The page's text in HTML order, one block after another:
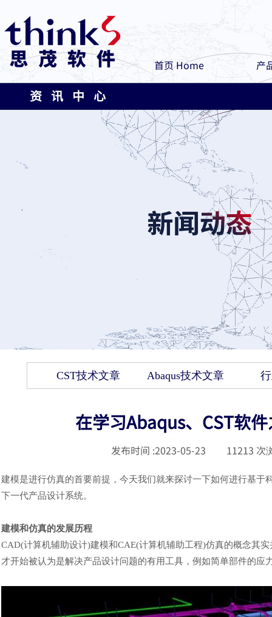
首页 Home 产
资 讯 中 心
CST技术文章 Abaqus技术文章
在学习Abaqus、CST软
发布时间 :2023-05-23 11213 次
建模是进行仿真的首要前提，今天我们就来探讨一下如何进行基
下一代产品设计系统。
建模和仿真的发展历程
CAD(计算机辅助设计)建模和CAE(计算机辅助工程)仿真的概念其实
才开始被认为是解决产品设计问题的有用工具，例如简单部件的应